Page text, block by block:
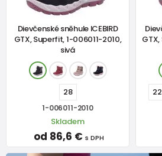
Dievčenské sněhule ICEBIRD
GTX, Superfit, 1-006011-2010,
sivá
28
1-006011-2010
Skladem
od 86,6 € s DPH
22